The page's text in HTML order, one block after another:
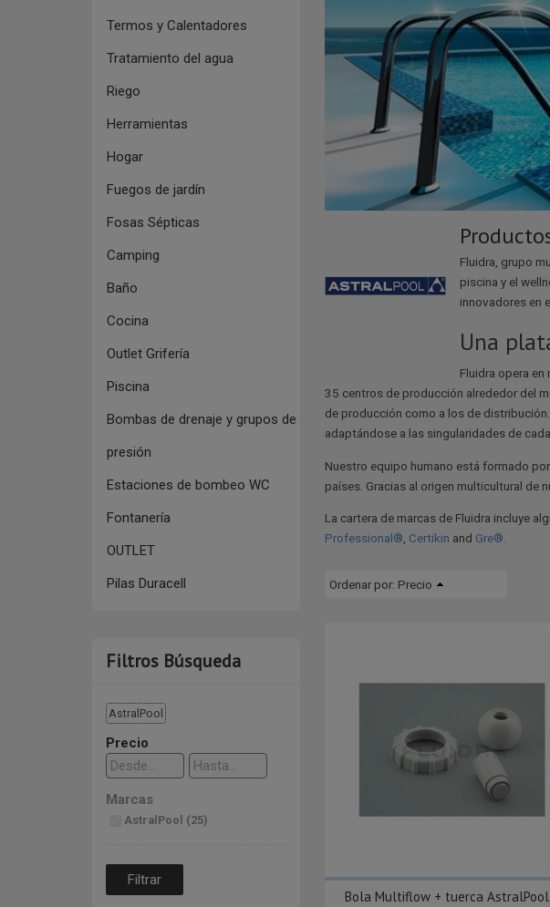
Termos y Calentadores
Tratamiento del agua
Riego
Herramientas
Hogar
Fuegos de jardín
Fosas Sépticas
Camping
Baño
Cocina
Outlet Grifería
Piscina
Bombas de drenaje y grupos de
presión
Estaciones de bombeo WC
Fontanería
OUTLET
Pilas Duracell
Filtros Búsqueda
AstralPool
Precio
Marcas
AstralPool (25)
Fluidra, grupo
piscina y el
innovadores en
Una
Fluidra opera
35 centros de producción alrededor del
de producción como a los de
adaptándose a las singularidades de
Nuestro equipo humano está formado
países. Gracias al origen multicultural de
La cartera de marcas de Fluidra incluye
Professional® Certikin and Gre®
Ordenar por: Precio
Bola Multiflow + tuerca